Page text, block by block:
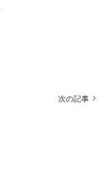
次の記事